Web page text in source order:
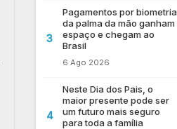
3
Pagamentos por biometria
da palma da mão ganham
espaço e chegam ao
Brasil
6 Ago 2026
4
Neste Dia dos Pais, o
maior presente pode ser
um futuro mais seguro
para toda a família